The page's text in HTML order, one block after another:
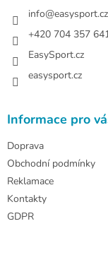
info@easysport.cz
+420 704 357
EasySport.cz
easysport.cz
Informace pro
Doprava
Obchodní podmínky
Reklamace
Kontakty
GDPR